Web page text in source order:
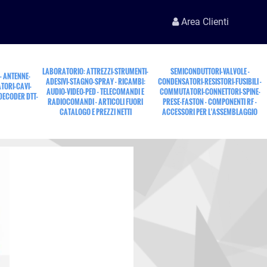
Area Clienti
ANTENNE-
CAVI-
DTT-
LABORATORIO: ATTREZZI-STRUMENTI-
ADESIVI-STAGNO-SPRAY - RICAMBI:
AUDIO-VIDEO-PED - TELECOMANDI E
RADIOCOMANDI - ARTICOLI FUORI
CATALOGO E PREZZI NETTI
SEMICONDUTTORI-VALVOLE -
CONDENSATORI-RESISTORI-FUSIBILI -
COMMUTATORI-CONNETTORI-SPINE-
PRESE-FASTON - COMPONENTI RF -
ACCESSORI PER L'ASSEMBLAGGIO